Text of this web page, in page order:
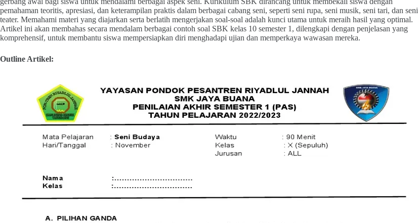
pemahaman teoritis, apresiasi, dan keterampilan praktis dalam berbagai cabang seni, seperti seni rupa, seni musik, seni tari, dan seni
teater. Memahami materi yang diajarkan serta berlatih mengerjakan soal-soal adalah kunci utama untuk meraih hasil yang optimal.
Artikel ini akan membahas secara mendalam berbagai contoh soal SBK kelas 10 semester 1, dilengkapi dengan penjelasan yang
komprehensif, untuk membantu siswa mempersiapkan diri menghadapi ujian dan memperkaya wawasan mereka.
Outline Artikel: